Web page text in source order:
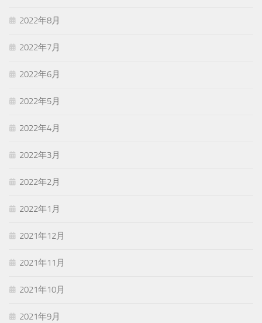
2022年8月
2022年7月
2022年6月
2022年5月
2022年4月
2022年3月
2022年2月
2022年1月
2021年12月
2021年11月
2021年10月
2021年9月